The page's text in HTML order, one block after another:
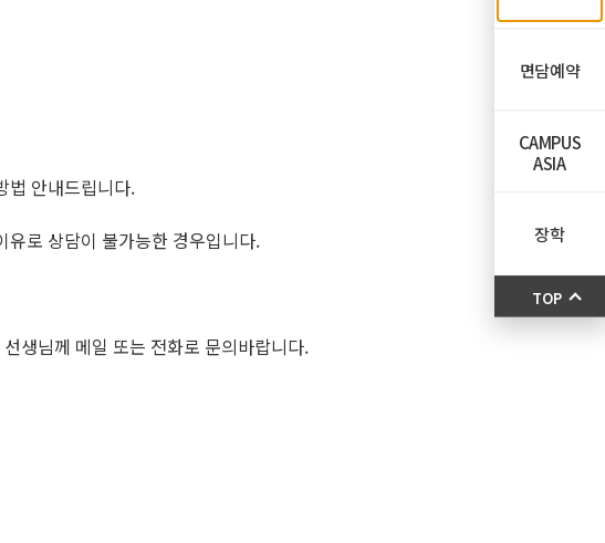
법 안내드립니다.
로 상담이 불가능한 경우입니다.
생님께 메일 또는 전화로 문의바랍니다.
면담예약
CAMPUS
ASIA
장학
TOP